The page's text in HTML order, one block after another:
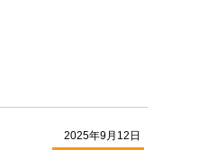
2025年9月12日